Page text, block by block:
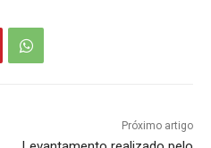
Próximo artigo